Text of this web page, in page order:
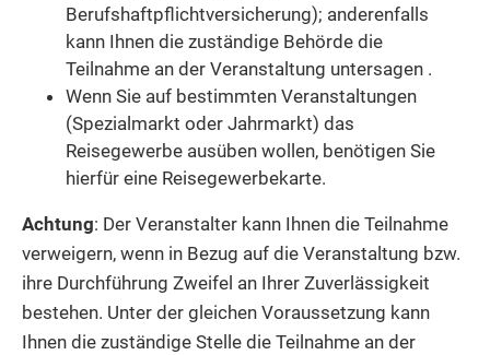
Berufshaftpflichtversicherung); anderenfalls
kann Ihnen die zuständige Behörde die
Teilnahme an der Veranstaltung untersagen .
Wenn Sie auf bestimmten Veranstaltungen
(Spezialmarkt oder Jahrmarkt) das
Reisegewerbe ausüben wollen, benötigen Sie
hierfür eine Reisegewerbekarte.
Achtung: Der Veranstalter kann Ihnen die Teilnahme
verweigern, wenn in Bezug auf die Veranstaltung bzw.
ihre Durchführung Zweifel an Ihrer Zuverlässigkeit
bestehen. Unter der gleichen Voraussetzung kann
Ihnen die zuständige Stelle die Teilnahme an der